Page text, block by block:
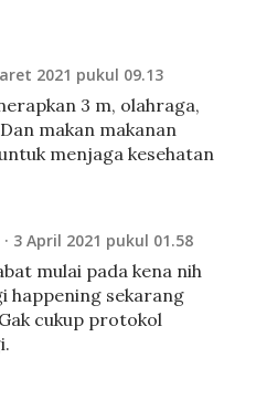
2021 pukul 09.13
3 m, olahraga,
makan makanan
menjaga kesehatan
3 April 2021 pukul 01.58
mulai pada kena nih
happening sekarang
cukup protokol